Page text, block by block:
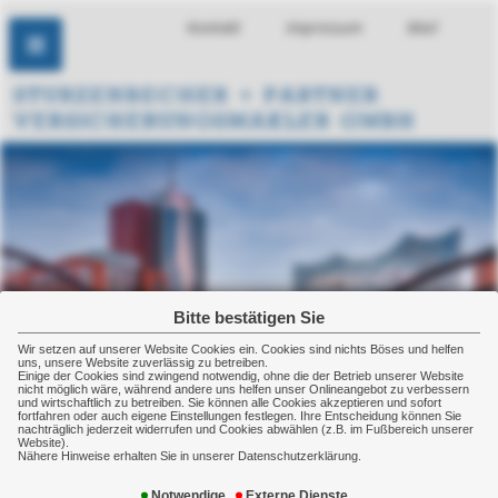
Bitte bestätigen Sie
Wir setzen auf unserer Website Cookies ein. Cookies sind nichts Böses und helfen
uns, unsere Website zuverlässig zu betreiben.
Einige der Cookies sind zwingend notwendig, ohne die der Betrieb unserer Website
nicht möglich wäre, während andere uns helfen unser Onlineangebot zu verbessern
und wirtschaftlich zu betreiben. Sie können alle Cookies akzeptieren und sofort
fortfahren oder auch eigene Einstellungen festlegen. Ihre Entscheidung können Sie
nachträglich jederzeit widerrufen und Cookies abwählen (z.B. im Fußbereich unserer
Website).
Nähere Hinweise erhalten Sie in unserer Datenschutzerklärung.
Kontakt Impressum Mail